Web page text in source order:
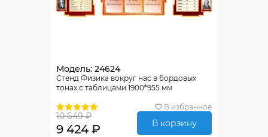
Модель: 24624
Стенд Физика вокруг нас в бордовых
тонах с таблицами 1900*955 мм
В избранное
10 649 ₽
9 424 ₽ В корзину